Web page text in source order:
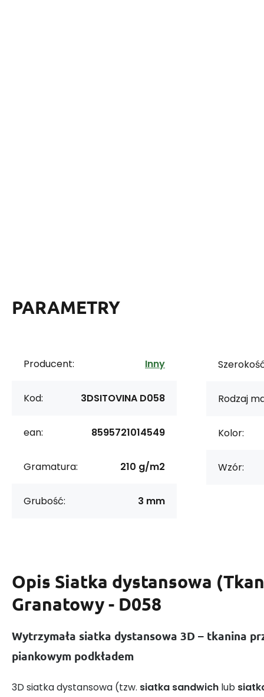
PARAMETRY
Producent: Inny
Kod: 3DSITOVINA D058
ean: 8595721014549
Gramatura: 210 g/m2
Grubość: 3 mm
Rodzaj
Kolor:
Wzór:
Opis Siatka dystansowa
Granatowy - D058
Wytrzymała siatka dystansowa 3D – tkanina
piankowym podkładem
3D siatka dystansowa (tzw. siatka sandwich lub